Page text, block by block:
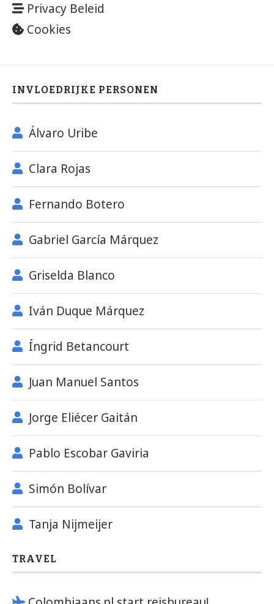
Privacy Beleid
Cookies
INVLOEDRIJKE PERSONEN
Álvaro Uribe
Clara Rojas
Fernando Botero
Gabriel García Márquez
Griselda Blanco
Iván Duque Márquez
Íngrid Betancourt
Juan Manuel Santos
Jorge Eliécer Gaitán
Pablo Escobar Gaviria
Simón Bolívar
Tanja Nijmeijer
TRAVEL